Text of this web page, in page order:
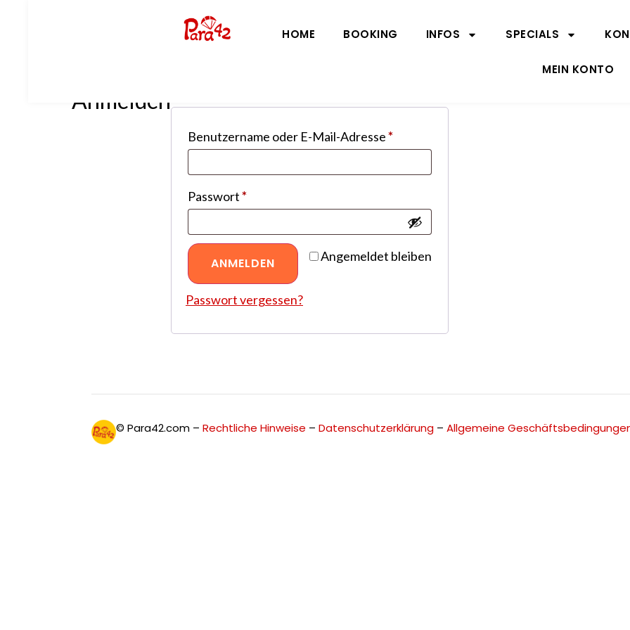
HOME BOOKING INFOS SPECIALS
MEIN KONTO
Anmelden
Benutzername oder E-Mail-Adresse*
Passwort*
Alternative: Angemeldet bleiben
ANMELDEN
Passwort vergessen?
© Para42.com –Rechtliche Hinweise –Datenschutzerklärung –Allgemeine